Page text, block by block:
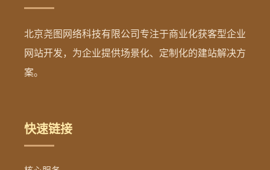
北京尧图网络科技有限公司专注于商业化获客型企业
网站开发，为企业提供场景化、定制化的建站解决方
案。
快速链接